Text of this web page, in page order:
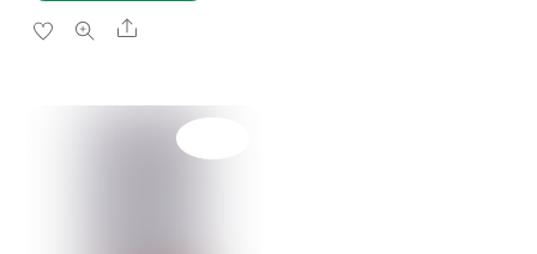
Share